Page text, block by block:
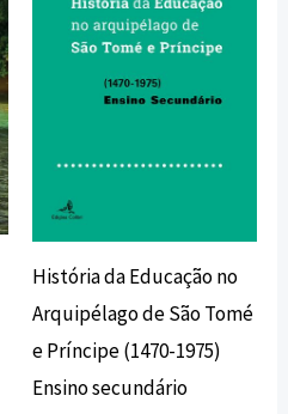
História da Educação no
Arquipélago de São Tomé
e Príncipe (1470-1975)
Ensino secundário
18,00 €.16,20 €.